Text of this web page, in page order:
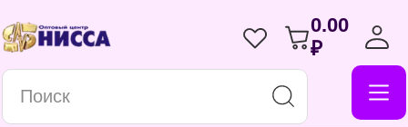
0.00
₽